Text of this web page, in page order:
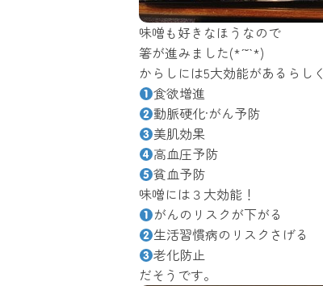
味噌も好きなほうなので
箸が進みました(*ˊ˘ˋ*)
からしには5大効能があるらしく
食欲増進
動脈硬化·がん予防
美肌効果
高血圧予防
貧血予防
味噌には３大効能！
がんのリスクが下がる
生活習慣病のリスクさげる
老化防止
だそうです。